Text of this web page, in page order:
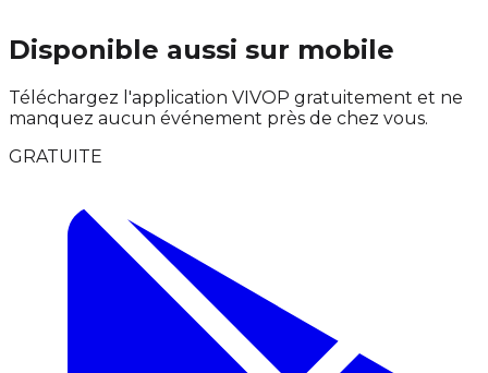
Disponible aussi sur mobile
Téléchargez l'application VIVOP gratuitement et ne
manquez aucun événement près de chez vous.
GRATUITE